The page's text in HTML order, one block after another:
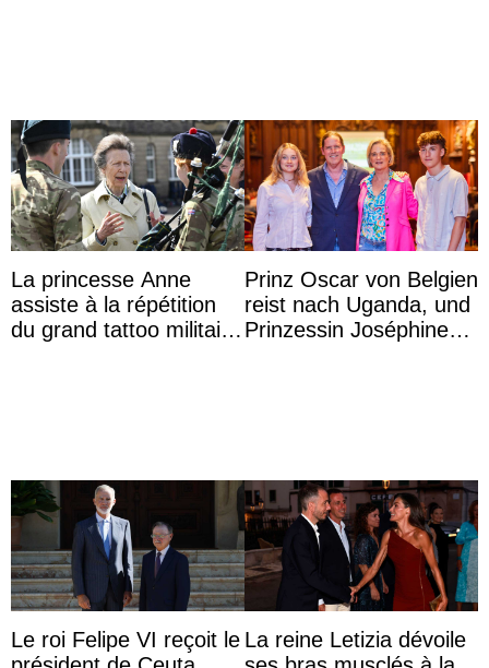
La princesse Anne
assiste à la répétition
du grand tattoo militaire
Prinz Oscar von Belgien
reist nach Uganda, und
Prinzessin Joséphine
Le roi Felipe VI reçoit le La reine Letizia dévoile